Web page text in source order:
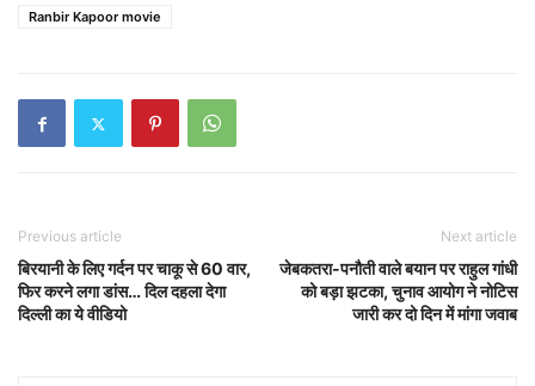
Ranbir Kapoor movie
Previous article
बिरयानी के लिए गर्दन पर चाकू से 60 वार,
फिर करने लगा डांस… दिल दहला देगा
दिल्ली का ये वीडियो
Next article
जेबकतरा-पनौती वाले बयान पर राहुल गांधी
को बड़ा झटका, चुनाव आयोग ने नोटिस
जारी कर दो दिन में मांगा जवाब